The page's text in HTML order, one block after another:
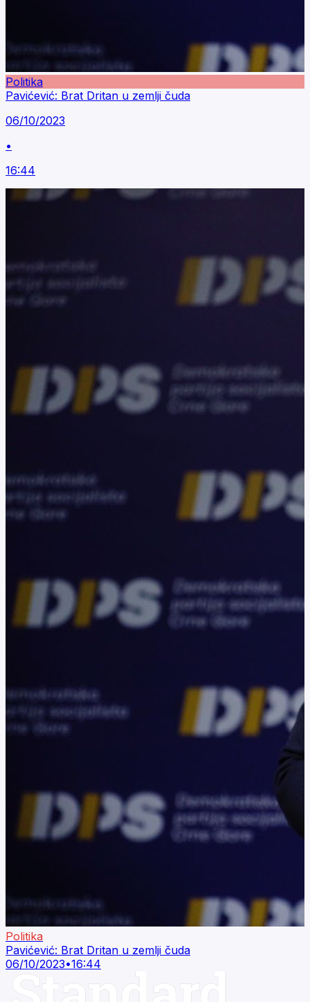
Politika
Pavićević: Brat Dritan u zemlji čuda
06/10/2023
•
16:44
Politika
Pavićević: Brat Dritan u zemlji čuda
06/10/2023•16:44